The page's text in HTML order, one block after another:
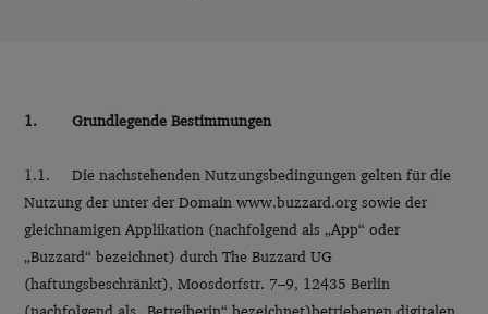
1. Grundlegende Bestimmungen
1.1. Die nachstehenden Nutzungsbedingungen gelten für die
Nutzung der unter der Domain www.buzzard.org sowie der
gleichnamigen Applikation (nachfolgend als „App“ oder
„Buzzard“ bezeichnet) durch The Buzzard UG
(haftungsbeschränkt), Moosdorfstr. 7–9, 12435 Berlin